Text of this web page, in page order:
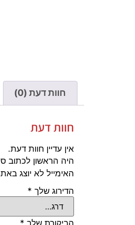
חוות דעת (0)
חוות דעת
אין עדיין חוות דעת.
היה הראשון לכתוב סקירה
האימייל לא יוצג
הדירוג שלך *
הביקורת שלך *